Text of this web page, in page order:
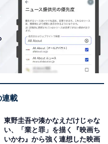
フィール
タメトピックスなどを中
のライター。時々、店舗
。All AboutおよびAll
は5年。
全ランキング結果を見
連載
東野圭吾や湊かなえだけじゃな
い、「業と罪」を描く『映画ち
いかわ』から強く連想した映画